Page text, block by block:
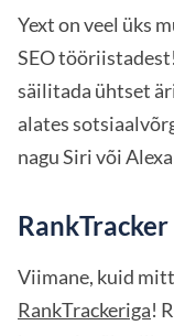
Yext on veel üks
SEO
säilitada ühtset
alates
nagu Siri või
RankTracker
Viimane, kuid
RankTrackeriga!